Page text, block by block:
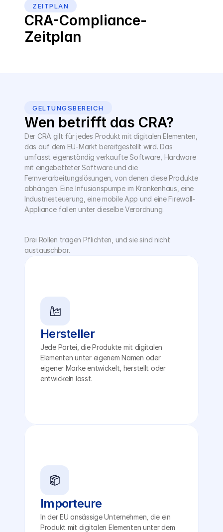
ZEITPLAN
CRA-Compliance-
Zeitplan
GELTUNGSBEREICH
Wen betrifft das CRA?
Der CRA gilt für jedes Produkt mit digitalen Elementen,
das auf dem EU-Markt bereitgestellt wird. Das
umfasst eigenständig verkaufte Software, Hardware
mit eingebetteter Software und die
Fernverarbeitungslösungen, von denen diese Produkte
abhängen. Eine Infusionspumpe im Krankenhaus, eine
Industriesteuerung, eine mobile App und eine Firewall-
Appliance fallen unter dieselbe Verordnung.
Drei Rollen tragen Pflichten, und sie sind nicht
austauschbar.
Hersteller
Jede Partei, die Produkte mit digitalen
Elementen unter eigenem Namen oder
eigener Marke entwickelt, herstellt oder
entwickeln lässt.
Importeure
In der EU ansässige Unternehmen, die ein
Produkt mit digitalen Elementen unter dem